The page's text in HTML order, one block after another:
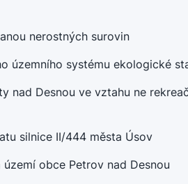
nerostných surovin
územního systému ekologické
nad Desnou ve vztahu ne
silnice II/444 města Úsov
obce Petrov nad Desnou